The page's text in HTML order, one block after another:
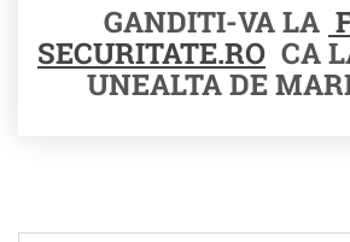
GANDITI-VA LA
SECURITATE.RO CA
UNEALTA DE